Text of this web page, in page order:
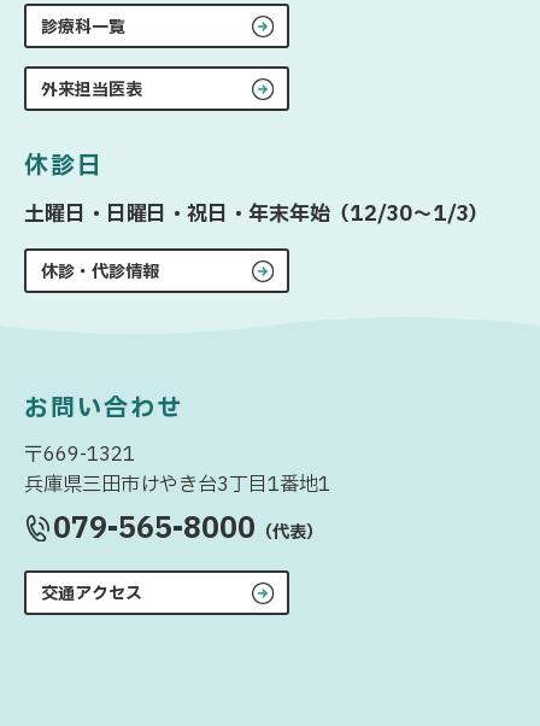
診療科一覧
外来担当医表
休診日
土曜日・日曜日・祝日・年末年始（12/30〜1/3）
休診・代診情報
お問い合わせ
〒669-1321
兵庫県三田市けやき台3丁目1番地1
079-565-8000 （代表）
交通アクセス